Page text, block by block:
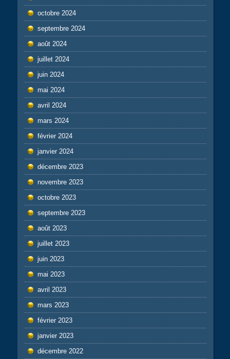
octobre 2024
septembre 2024
août 2024
juillet 2024
juin 2024
mai 2024
avril 2024
mars 2024
février 2024
janvier 2024
décembre 2023
novembre 2023
octobre 2023
septembre 2023
août 2023
juillet 2023
juin 2023
mai 2023
avril 2023
mars 2023
février 2023
janvier 2023
décembre 2022